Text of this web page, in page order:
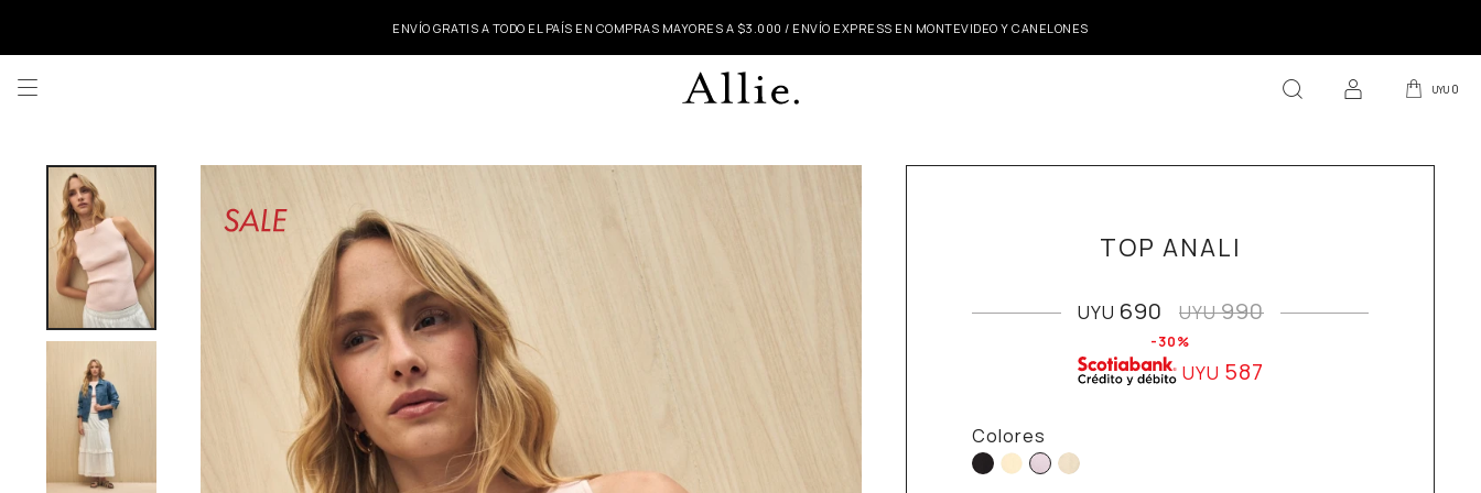
ENVÍO GRATIS A TODO EL PAÍS EN COMPRAS MAYORES A $3.000 / ENVÍO EXPRESS EN MONTEVIDEO Y CANELONES
UYU 0

TOP ANALI
UYU 690 UYU990
30
UYU 587
Colores